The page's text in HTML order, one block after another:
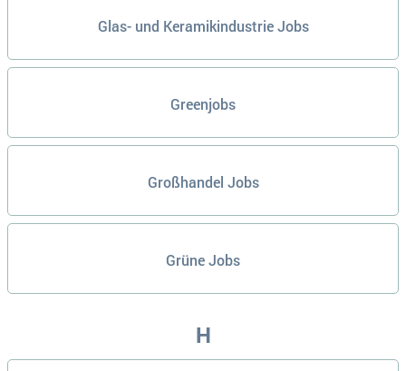
Glas- und Keramikindustrie Jobs
Greenjobs
Großhandel Jobs
Grüne Jobs
H